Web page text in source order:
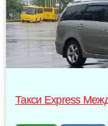
Такси Express